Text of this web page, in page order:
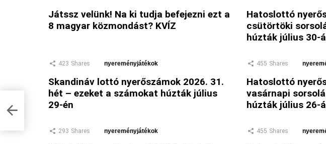
Játssz velünk! Na ki tudja befejezni ezt a
8 magyar közmondást? KVÍZ
Hatoslottó
csütörtöki
húzták július 30-
423 Shares nyereményjátékok
Skandináv lottó nyerőszámok 2026. 31.
hét – ezeket a számokat húzták július
29-én
455 Shares
Hatoslottó
vasárnapi
húzták július 26-
293 Shares nyereményjátékok 455 Shares